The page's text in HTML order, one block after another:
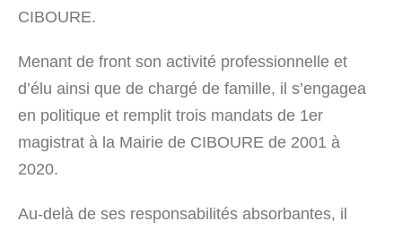
CIBOURE.
Menant de front son activité professionnelle et
d’élu ainsi que de chargé de famille, il s’engagea
en politique et remplit trois mandats de 1er
magistrat à la Mairie de CIBOURE de 2001 à
2020.
Au-delà de ses responsabilités absorbantes, il